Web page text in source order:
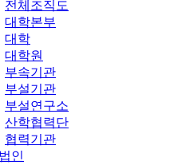
전체조직도
대학본부
대학
대학원
부속기관
부설기관
부설연구소
산학협력단
협력기관
인